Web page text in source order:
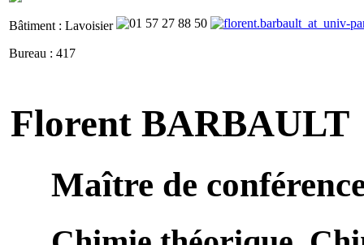
Bâtiment : Lavoisier
Bureau : 417
Florent BARBAULT
Maître de